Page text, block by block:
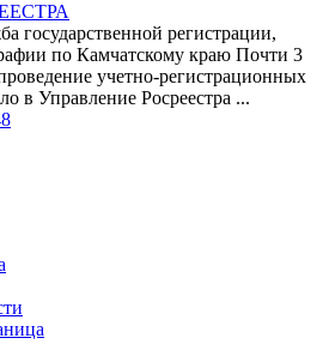
государственной регистрации,
по Камчатскому краю Почти 3
учетно-регистрационных
в Управление Росреестра ...